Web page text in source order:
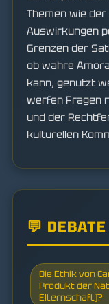
Themen wie
Auswirkungen
Grenzen der
ob wahre
kann, genutzt
werfen Fragen
und der
kulturellen
💬
Die Ethik von
Produkt der
Elternschaft)?